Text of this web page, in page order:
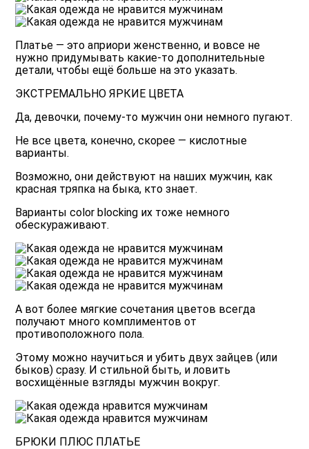
Платье — это априори женственно, и вовсе не
нужно придумывать какие-то дополнительные
детали, чтобы ещё больше на это указать.
ЭКСТРЕМАЛЬНО ЯРКИЕ ЦВЕТА
Да, девочки, почему-то мужчин они немного пугают.
Не все цвета, конечно, скорее — кислотные
варианты.
Возможно, они действуют на наших мужчин, как
красная тряпка на быка, кто знает.
Варианты color blocking их тоже немного
обескураживают.
А вот более мягкиесочетания цветов всегда
получают много комплиментов от
противоположного пола.
Этому можно научиться и убить двух зайцев (или
быков) сразу. И стильной быть, и ловить
восхищённые взгляды мужчин вокруг.
БРЮКИ ПЛЮС ПЛАТЬЕ